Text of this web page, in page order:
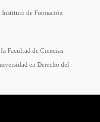
Instituto de Formación
la Facultad de Ciencias
en Derecho del